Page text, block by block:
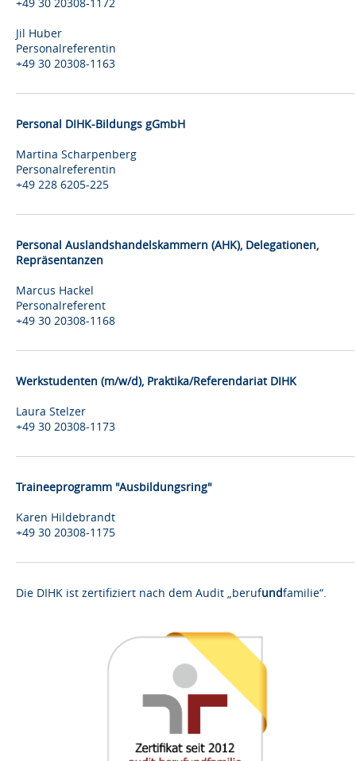
Jil Huber
Personalreferentin
+49 30 20308-1163
Personal DIHK-Bildungs gGmbH
Martina Scharpenberg
Personalreferentin
+49 228 6205-225
Personal Auslandshandelskammern (AHK), Delegationen,
Repräsentanzen
Marcus Hackel
Personalreferent
+49 30 20308-1168
Werkstudenten (m/w/d), Praktika/Referendariat DIHK
Laura Stelzer
+49 30 20308-1173
Traineeprogramm "Ausbildungsring"
Karen Hildebrandt
+49 30 20308-1175
Die DIHK ist zertifiziert nach dem Audit „berufundfamilie“.